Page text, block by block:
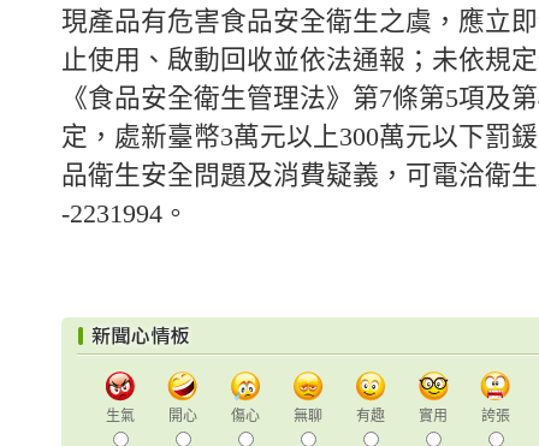
現產品有危害食品安全衛生之虞，應立
止使用、啟動回收並依法通報；未依規
《食品安全衛生管理法》第7條第5項及
定，處新臺幣3萬元以上300萬元以下罰
品衛生安全問題及消費疑義，可電洽衛
-2231994。
生氣 開心 傷心 無聊 有趣 實用 誇張